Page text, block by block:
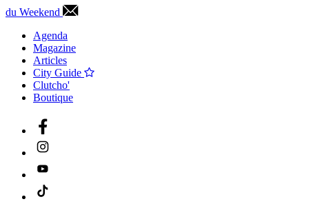
du Weekend
Agenda
Magazine
Articles
City Guide
Clutcho'
Boutique